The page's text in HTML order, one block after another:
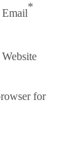
Email
*
Website
for